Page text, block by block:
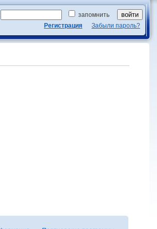
запомнить
Регистрация
Забыли пароль?